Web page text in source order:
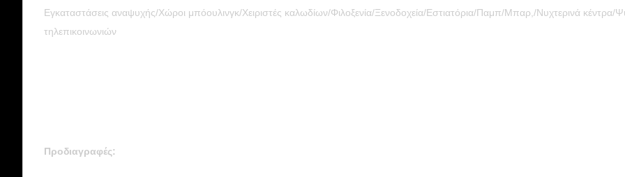
Εγκαταστάσεις αναψυχής/Χώροι μπόουλινγκ/Χειριστές καλωδίων/Φιλοξενία/Ξενοδοχεία/Εστιατόρια/Παμπ/Μπαρ,/Νυχτερινά κέντρα/
τηλεπικοινωνιών
Προδιαγραφές: